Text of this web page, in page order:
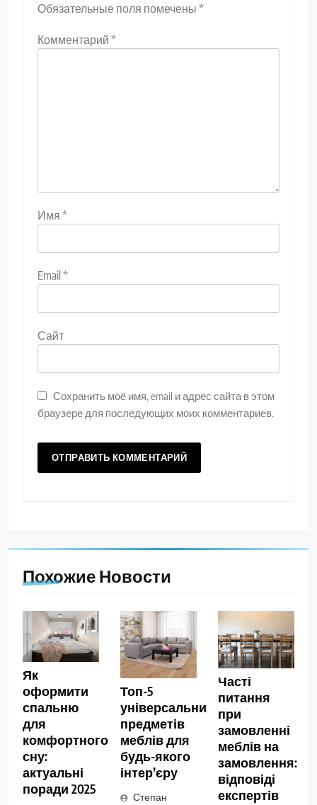
Обязательные поля помечены *
Комментарий *
Имя *
Email*
Сайт
Сохранить моё имя, email и адрес сайта в этом
браузере для последующих моих комментариев.
Похожие Новости
Як
оформити
спальню
для
комфортного
сну:
актуальні
поради 2025
Топ-5
універсальних
предметів
меблів для
будь-якого
інтер’єру
Степан
Часті
питання
при
замовленні
меблів на
замовлення:
відповіді
експертів